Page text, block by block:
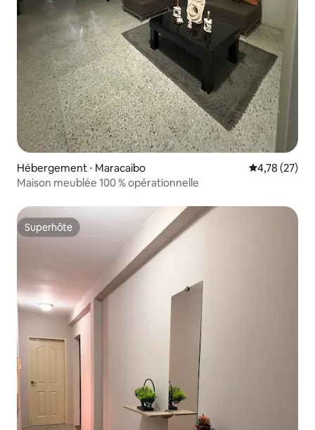
Hébergement ⋅ Maracaibo Évaluation
4,78 (27)
Maison meublée 100 % opérationnelle
Superhôte
Superhôte